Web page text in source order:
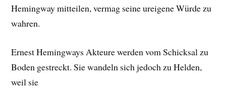
Hemingway mitteilen, vermag seine ureigene Würde zu
wahren.
Ernest Hemingways Akteure werden vom Schicksal zu
Boden gestreckt. Sie wandeln sich jedoch zu Helden,
weil sie